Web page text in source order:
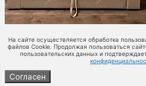
На сайте осуществляется обработка
файлов Cookie. Продолжая пользоваться
пользовательских данных и
Согласен